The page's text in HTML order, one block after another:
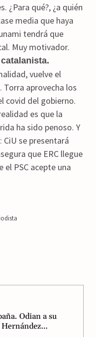
¿Para qué?, ¿a quién
media que haya
tendrá que
Muy motivador.
catalanista.
vuelve el
Torra aprovecha los
covid del gobierno.
es que la
ha sido penoso. Y
se presentará
que ERC llegue
el PSC acepte una
Odian a su